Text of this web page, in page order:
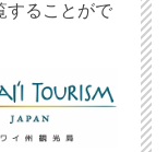
することがで